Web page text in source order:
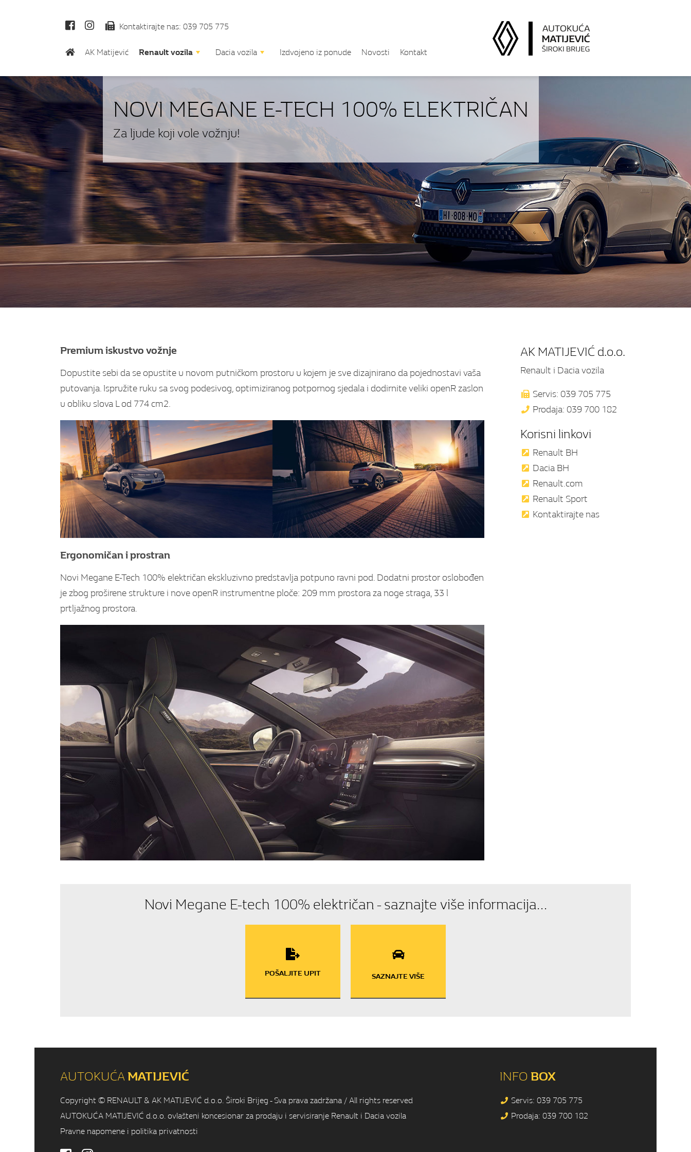
Kontaktirajte nas: 039 705 775
AK Matijević Renault vozila Dacia vozila Izdvojeno iz ponude Novosti Kontakt
NOVI MEGANE E-TECH 100% ELEKTRIČAN
Za ljude koji vole vožnju!
Premium iskustvo vožnje
Dopustite sebi da se opustite u novom putničkom prostoru u kojem je sve dizajnirano da pojednostavi vaša
putovanja. Ispružite ruku sa svog podesivog, optimiziranog potpornog sjedala i dodirnite veliki openR zaslon
u obliku slova L od 774 cm2.
Ergonomičan i prostran
Novi Megane E-Tech 100% električan ekskluzivno predstavlja potpuno ravni pod. Dodatni prostor oslobođen
je zbog proširene strukture i nove openR instrumentne ploče: 209 mm prostora za noge straga, 33 l
prtljažnog prostora.
AK MATIJEVIĆ d.o.o.
Renault i Dacia vozila
Servis: 039 705 775
Prodaja: 039 700 182
Korisni linkovi
Renault BH
Dacia BH
Renault.com
Renault Sport
Kontaktirajte nas
Novi Megane E-tech 100% električan - saznajte više informacija...
POŠALJITE UPIT SAZNAJTE VIŠE
AUTOKUĆA MATIJEVIĆ
Copyright © RENAULT & AK MATIJEVIĆ d.o.o. Široki Brijeg - Sva prava zadržana / All rights reserved
AUTOKUĆA MATIJEVIĆ d.o.o. ovlašteni koncesionar za prodaju i servisiranje Renault i Dacia vozila
Pravne napomene i politika privatnosti
INFO BOX
Servis: 039 705 775
Prodaja: 039 700 182